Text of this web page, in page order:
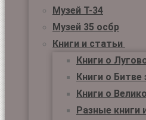
Музей Т-34
Музей 35 осбр
Книги и статьи
Книги о
Книги о Битве
Книги о
Разные книги